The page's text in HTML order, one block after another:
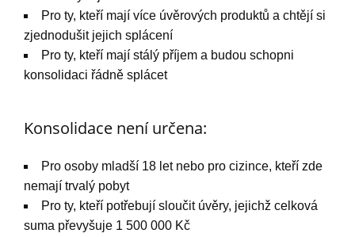
Pro ty, kteří mají více úvěrových produktů a chtějí si
zjednodušit jejich splácení
Pro ty, kteří mají stálý příjem a budou schopni
konsolidaci řádně splácet
Konsolidace není určena:
Pro osoby mladší 18 let nebo pro cizince, kteří zde
nemají trvalý pobyt
Pro ty, kteří potřebují sloučit úvěry, jejichž celková
suma převyšuje 1 500 000 Kč